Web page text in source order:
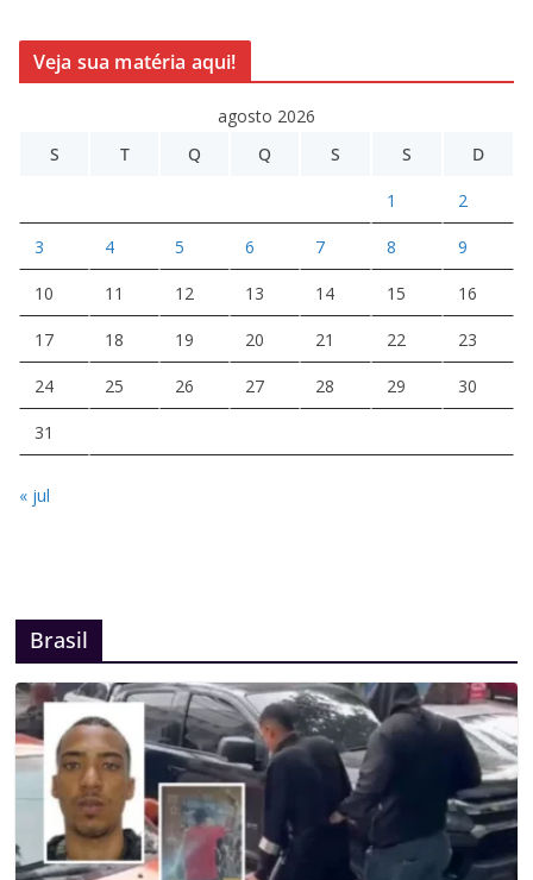
Veja sua matéria aqui!
agosto 2026
S
T Q Q S S D
1 2
3 4 5 6 7 8 9
10 11 12 13 14 15 16
17 18 19 20 21 22 23
24 25 26 27 28 29 30
31
« jul
Brasil